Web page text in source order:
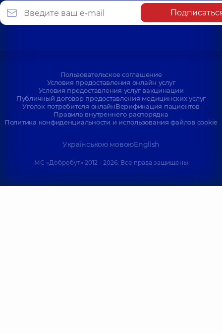
Пользовательское соглашение
Условия предоставления онлайн услуг
Условия предоставления услуг вакцинации
Публичный договор предоставления медицинских услуг
Уголок потребителя онлайнВерификация пациентов
Правила внутреннего распорядка
Политика конфиденциальности и использования файлов cookie
Українською мовоюEnglish
МС «Добробут» 2012 - 2026. Все права защищены